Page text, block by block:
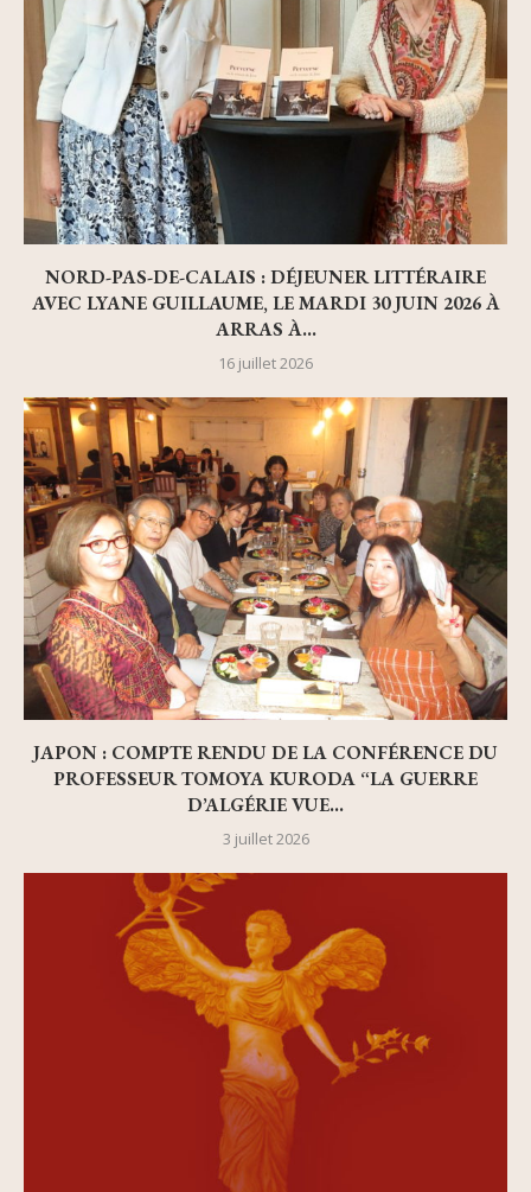
NORD-PAS-DE-CALAIS : DÉJEUNER LITTÉRAIRE
AVEC LYANE GUILLAUME, LE MARDI 30 JUIN 2026 À
ARRAS À...
16 juillet 2026
JAPON : COMPTE RENDU DE LA CONFÉRENCE DU
PROFESSEUR TOMOYA KURODA “LA GUERRE
D’ALGÉRIE VUE...
3 juillet 2026